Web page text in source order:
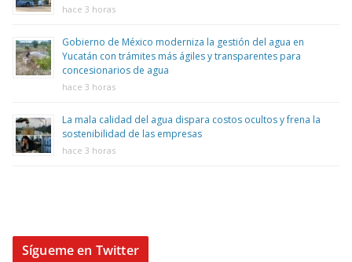
hace 3 horas
Gobierno de México moderniza la gestión del agua en
Yucatán con trámites más ágiles y transparentes para
concesionarios de agua
hace 3 horas
La mala calidad del agua dispara costos ocultos y frena la
sostenibilidad de las empresas
hace 3 horas
Sígueme en Twitter